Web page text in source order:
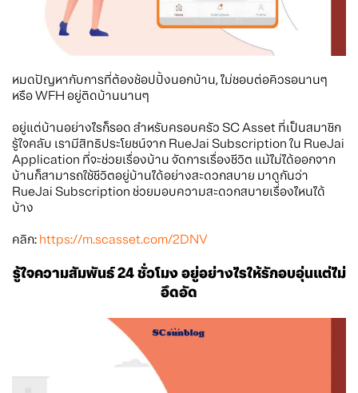
หมดปัญหากับการที่ต้องช้อปปิ้งนอกบ้าน, ไม่ชอบต่อคิวรอนานๆ
หรือ WFH อยู่ติดบ้านนานๆ
อยู่แต่บ้านอย่างไรก็รอด สำหรับครอบครัว SC Asset ที่เป็นสมาชิก
รู้ใจคลับ เรามีสิทธิประโยชน์จาก RueJai Subscription ใน RueJai
Application ที่จะช่วยเรื่องบ้าน จัดการเรื่องชีวิต แม้ไม่ได้ออกจาก
บ้านก็สามารถใช้ชีวิตอยู่บ้านได้อย่างสะดวกสบาย มาดูกันว่า
RueJai Subscription ช่วยมอบความสะดวกสบายเรื่องไหนได้
บ้าง
คลิก: https://m.scasset.com/2DNV
รู้ใจความสัมพันธ์ 24 ชั่วโมง อยู่อย่างไรให้รักอบอุ่นแต่ไม่
อึดอัด